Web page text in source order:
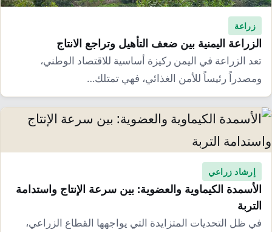
قضايا
معيشة
قصة
قصص رقمية
تقارير صور
فيديو
زراعة
الزراعة اليمنية بين ضعف التأهيل وتراجع الانتاج
تعد الزراعة في اليمن ركيزة أساسية للاقتصاد الوطني،
ومصدراً رئيساً للأمن الغذائي، فهي تمتلك…
إرشاد زراعي
الأسمدة الكيماوية والعضوية: بين سرعة الإنتاج واستدامة
التربة
في ظل التحديات المتزايدة التي يواجهها القطاع الزراعي،